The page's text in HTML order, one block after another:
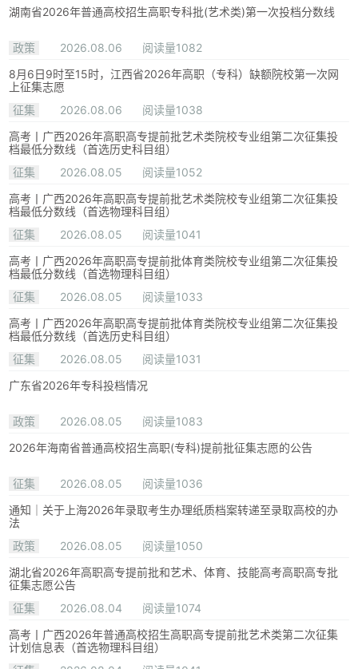
湖南省2026年普通高校招生高职专科批(艺术类)第一次投档分数线
政策 2026.08.06
阅读量1082
8月6日9时至15时，江西省2026年高职（专科）缺额院校第一次网
上征集志愿
征集
2026.08.06
阅读量1038
高考丨广西2026年高职高专提前批艺术类院校专业组第二次征集投
档最低分数线（首选历史科目组）
征集
2026.08.05
阅读量1052
高考丨广西2026年高职高专提前批艺术类院校专业组第二次征集投
档最低分数线（首选物理科目组）
征集
2026.08.05
阅读量1041
高考丨广西2026年高职高专提前批体育类院校专业组第二次征集投
档最低分数线（首选物理科目组）
征集
2026.08.05
阅读量1033
高考丨广西2026年高职高专提前批体育类院校专业组第二次征集投
档最低分数线（首选历史科目组）
征集
2026.08.05
阅读量1031
广东省2026年专科投档情况
政策 2026.08.05
阅读量1083
2026年海南省普通高校招生高职(专科)提前批征集志愿的公告
征集 2026.08.05
阅读量1036
通知｜关于上海2026年录取考生办理纸质档案转递至录取高校的办
法
政策
2026.08.05
阅读量1050
湖北省2026年高职高专提前批和艺术、体育、技能高考高职高专批
征集志愿公告
征集
2026.08.04
阅读量1074
高考丨广西2026年普通高校招生高职高专提前批艺术类第二次征集
计划信息表（首选物理科目组）